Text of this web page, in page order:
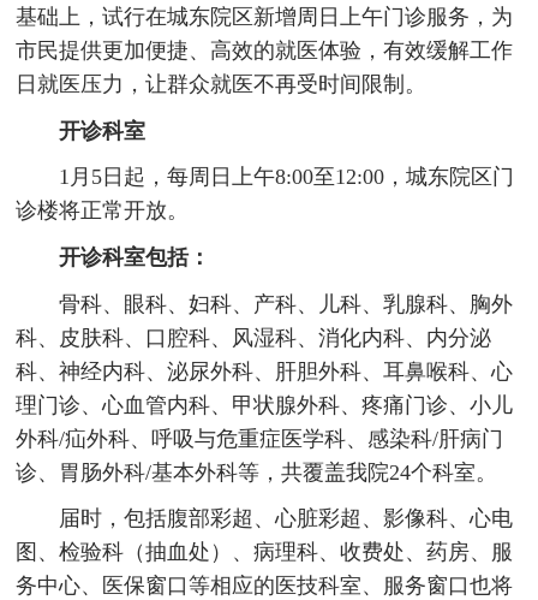
基础上，试行在城东院区新增周日上午门诊服务，为
市民提供更加便捷、高效的就医体验，有效缓解工作
日就医压力，让群众就医不再受时间限制。
开诊科室
1月5日起，每周日上午8:00至12:00，城东院区门
诊楼将正常开放。
开诊科室包括：
骨科、眼科、妇科、产科、儿科、乳腺科、胸外
科、皮肤科、口腔科、风湿科、消化内科、内分泌
科、神经内科、泌尿外科、肝胆外科、耳鼻喉科、心
理门诊、心血管内科、甲状腺外科、疼痛门诊、小儿
外科/疝外科、呼吸与危重症医学科、感染科/肝病门
诊、胃肠外科/基本外科等，共覆盖我院24个科室。
届时，包括腹部彩超、心脏彩超、影像科、心电
图、检验科（抽血处）、病理科、收费处、药房、服
务中心、医保窗口等相应的医技科室、服务窗口也将